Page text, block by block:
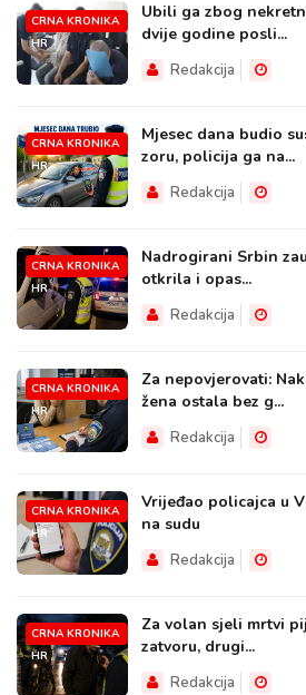
CRNA KRONIKA
HR
Ubili ga zbog
dvije godine posli...
Redakcija
CRNA KRONIKA
HR
Mjesec dana budio
zoru, policija ga na...
Redakcija
CRNA KRONIKA
HR
Nadrogirani Srbin
otkrila i opas...
Redakcija
CRNA KRONIKA
HR
Za nepovjerovati:
žena ostala bez g...
Redakcija
CRNA KRONIKA
HR
Vrijeđao policajca u
na sudu
Redakcija
CRNA KRONIKA
HR
Za volan sjeli mrtvi
zatvoru, drugi...
Redakcija